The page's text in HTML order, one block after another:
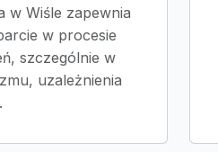
w Wiśle zapewnia
w procesie
szczególnie w
uzależnienia